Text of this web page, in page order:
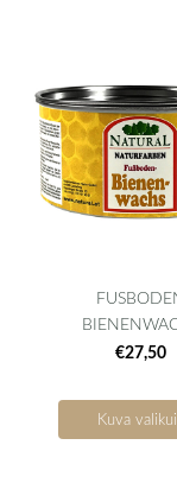
€27,50
Kuva